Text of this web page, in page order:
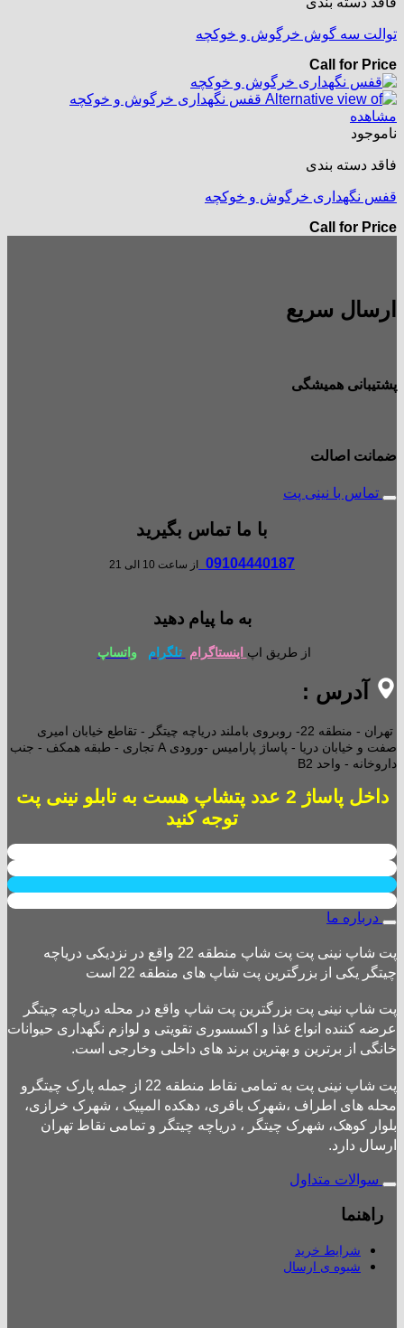
توالت سه گوش خرگوش و خوکچه
Call for Price
مشاهده
ناموجود
فاقد دسته بندی
قفس نگهداری خرگوش و خوکچه
Call for Price
ارسال سریع
پشتیبانی همیشگی
ضمانت اصالت
تماس با نینی پت
با ما تماس بگیرید
09104440187 از ساعت 10 الی 21
به ما پیام دهید
از طریق اپ اینستاگرام تلگرام واتساپ
آدرس :
تهران - منطقه 22- روبروی باملند دریاچه چیتگر - تقاطع خیابان امیری
صفت و خیابان دریا - پاساژ پارامیس -ورودی A تجاری -
طبقه همکف - جنب
داروخانه - واحد B2
داخل پاساژ 2 عدد پتشاپ هست به تابلو نینی پت
توجه کنید
درباره ما
پت شاپ نینی پت پت شاپ منطقه 22 واقع در نزدیکی دریاچه
چیتگر یکی از بزرگترین پت شاپ های منطقه 22 است
پت شاپ نینی پت بزرگترین پت شاپ واقع در محله دریاچه چیتگر
عرضه کننده انواع غذا و اکسسوری تقویتی و لوازم نگهداری حیوانات
خانگی از برترین و بهترین برند های داخلی وخارجی است.
پت شاپ نینی پت به تمامی نقاط منطقه 22 از جمله پارک چیتگرو
محله های اطراف ،شهرک باقری، دهکده المپیک ، شهرک خرازی،
بلوار کوهک، شهرک چیتگر ، دریاچه چیتگر و تمامی نقاط تهران
ارسال دارد.
سوالات متداول
راهنما
شرایط خرید
شیوه ی ارسال